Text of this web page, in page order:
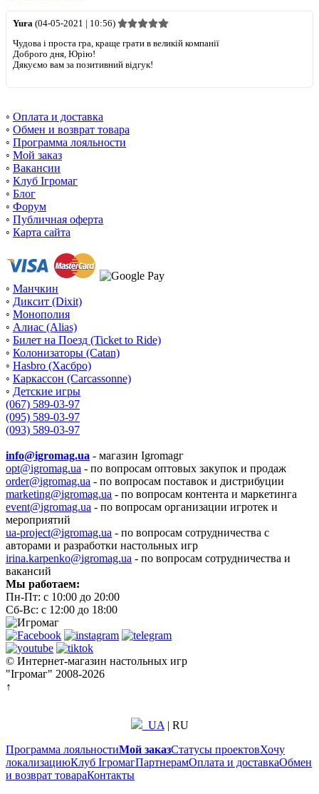
Yura (04-05-2021 | 10:56)
Чудова і проста гра, краще грати в великій компанії
Доброго дня, Юрію!
Дякуємо вам за позитивний відгук!
◦ Оплата и доставка
◦ Обмен и возврат товара
◦ Программа лояльности
◦ Мой заказ
◦ Вакансии
◦ Клуб Ігромаг
◦ Блог
◦ Форум
◦ Публичная оферта
◦ Карта сайта
◦ Манчкин
◦ Диксит (Dixit)
◦ Монополия
◦ Алиас (Alias)
◦ Билет на Поезд (Ticket to Ride)
◦ Колонизаторы (Catan)
◦ Hasbro (Хасбро)
◦ Каркассон (Carcassonne)
◦ Детские игры
(067) 589-03-97
(095) 589-03-97
(093) 589-03-97
info@igromag.ua - магазин Igromagг
opt@igromag.ua - по вопросам оптовых закупок и продаж
order@igromag.ua - по вопросам поставок и дистрибуции
marketing@igromag.ua - по вопросам контента и маркетинга
event@igromag.ua - по вопросам организации игротек и
мероприятий
ua-project@igromag.ua - по вопросам сотрудничества с
авторами и разработки настольных игр
irina.karpenko@igromag.ua - по вопросам сотрудничества и
вакансий
Мы работаем:
Пн-Пт: с 10:00 до 20:00
Сб-Вс: с 12:00 до 18:00
© Интернет-магазин настольных игр
"Ігромаг" 2008-2026
↑
UA | RU
Программа лояльностиМой заказСтатусы проектовХочу
локализациюКлуб ІгромагПартнерамОплата и доставкаОбмен
и возврат товараКонтакты